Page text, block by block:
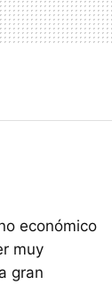
económico
muy
gran